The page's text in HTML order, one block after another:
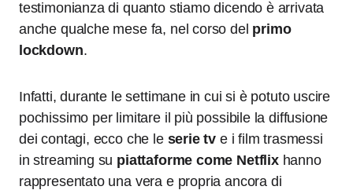
testimonianza di quanto stiamo dicendo è arrivata
anche qualche mese fa, nel corso del primo
lockdown.
Infatti, durante le settimane in cui si è potuto uscire
pochissimo per limitare il più possibile la diffusione
dei contagi, ecco che le serie tv e i film trasmessi
in streaming su piattaforme come Netflixhanno
rappresentato una vera e propria ancora di